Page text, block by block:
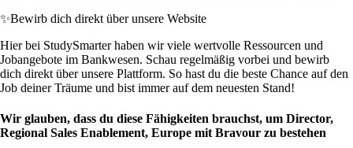
✨Bewirb dich direkt über unsere Website
Hier bei StudySmarter haben wir viele wertvolle Ressourcen und
Jobangebote im Bankwesen. Schau regelmäßig vorbei und bewirb
dich direkt über unsere Plattform. So hast du die beste Chance auf den
Job deiner Träume und bist immer auf dem neuesten Stand!
Wir glauben, dass du diese Fähigkeiten brauchst, um Director,
Regional Sales Enablement, Europe mit Bravour zu bestehen